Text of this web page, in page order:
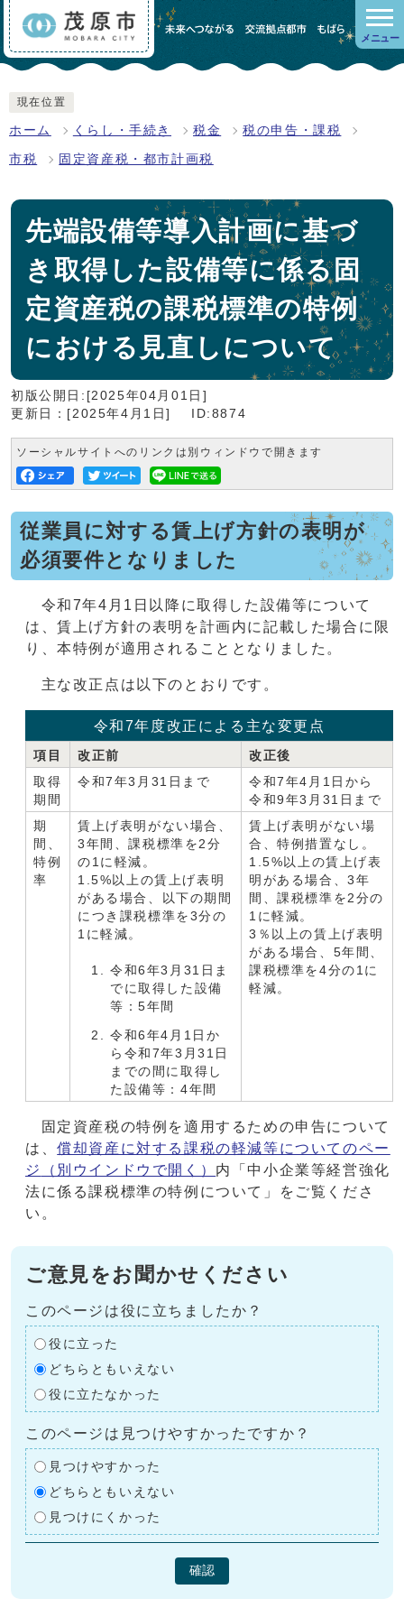
メニュー
現在位置
ホーム くらし・手続き 税金 税の申告・課税
市税 固定資産税・都市計画税
先端設備等導入計画に基づ
き取得した設備等に係る固
定資産税の課税標準の特例
における見直しについて
初版公開日:[2025年04月01日]
更新日：[2025年4月1日]
ID:8874
ソーシャルサイトへのリンクは別ウィンドウで開きます
従業員に対する賃上げ方針の表明が
必須要件となりました
令和7年4月1日以降に取得した設備等について
は、賃上げ方針の表明を計画内に記載した場合に限
り、本特例が適用されることとなりました。
主な改正点は以下のとおりです。
令和7年度改正による主な変更点
項目 改正前
改正後
取得
期間
令和7年3月31日まで
令和7年4月1日から
令和9年3月31日まで
期
間、
特例
率
賃上げ表明がない場合、
3年間、課税標準を2分
の1に軽減。
1.5%以上の賃上げ表明
がある場合、以下の期間
につき課税標準を3分の
1に軽減。
令和6年3月31日ま
でに取得した設備
等：5年間
令和6年4月1日か
ら令和7年3月31日
までの間に取得し
た設備等：4年間
賃上げ表明がない場
合、特例措置なし。
1.5%以上の賃上げ表
明がある場合、3年
間、課税標準を2分の
1に軽減。
3％以上の賃上げ表明
がある場合、5年間、
課税標準を4分の1に
軽減。
固定資産税の特例を適用するための申告について
は、償却資産に対する課税の軽減等についてのペー
ジ
（別ウインドウで開く） 内「中小企業等経営強化
法に係る課税標準の特例について」をご覧くださ
い。
ご意見をお聞かせください
このページは役に立ちましたか？
役に立った
どちらともいえない
役に立たなかった
このページは見つけやすかったですか？
見つけやすかった
どちらともいえない
見つけにくかった
確認